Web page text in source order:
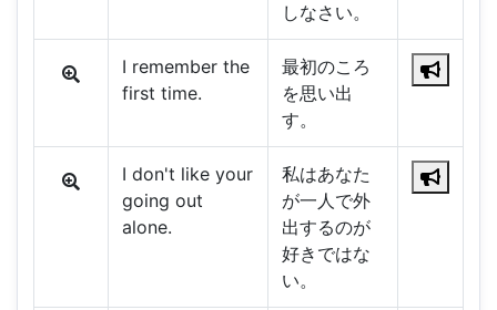
しなさい。
I remember the
first time.
最初のころ
を思い出
す。
I don't like your
going out
alone.
私はあなた
が一人で外
出するのが
好きではな
い。